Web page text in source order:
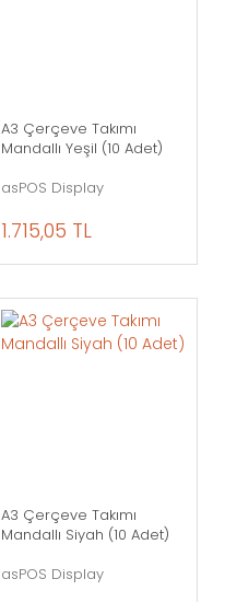
A3 Çerçeve Takımı
Mandallı Yeşil (10 Adet)
asPOS Display
1.715,05 TL
A3 Çerçeve Takımı
Mandallı Siyah (10 Adet)
asPOS Display